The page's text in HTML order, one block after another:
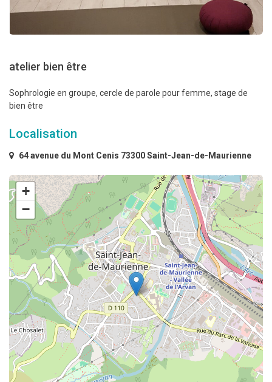
atelier bien être
Sophrologie en groupe, cercle de parole pour femme, stage de
bien être
Localisation
64 avenue du Mont Cenis 73300 Saint-Jean-de-Maurienne
+
−